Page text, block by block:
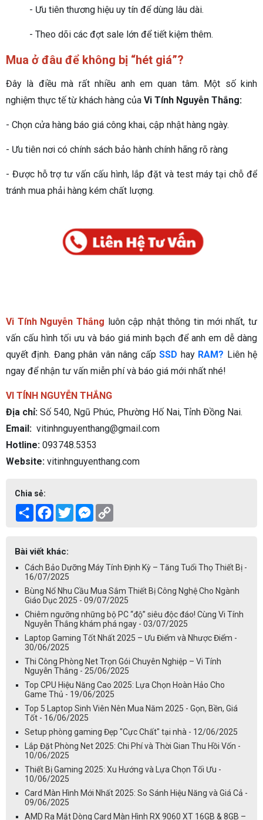
- Ưu tiên thương hiệu uy tín để dùng lâu dài.
- Theo dõi các đợt sale lớn để tiết kiệm thêm.
Mua ở đâu để không bị “hét giá”?
Đây là điều mà rất nhiều anh em quan tâm. Một số kinh
nghiệm thực tế từ khách hàng của Vi Tính Nguyễn Thắng:
- Chọn cửa hàng báo giá công khai, cập nhật hàng ngày.
- Ưu tiên nơi có chính sách bảo hành chính hãng rõ ràng
- Được hỗ trợ tư vấn cấu hình, lắp đặt và test máy tại chỗ để
tránh mua phải hàng kém chất lượng.
Vi Tính Nguyễn Thắng luôn cập nhật thông tin mới nhất, tư
vấn cấu hình tối ưu và báo giá minh bạch để anh em dễ dàng
quyết định. Đang phân vân nâng cấpSSD hay RAM? Liên hệ
ngay để nhận tư vấn miễn phí và báo giá mới nhất nhé!
VI TÍNH NGUYỄN THẮNG
Địa chỉ: Số 540, Ngũ Phúc, Phường Hố Nai, Tỉnh Đồng Nai.
Email: vitinhnguyenthang@gmail.com
Hotline: 093748.5353
Website: vitinhnguyenthang.com
Chia sẻ:
Share Facebook
TwitterMessenger
Bài viết khác:
Cách Bảo Dưỡng Máy Tính Định Kỳ – Tăng Tuổi Thọ Thiết Bị -
16/07/2025
Bùng Nổ Nhu Cầu Mua Sắm Thiết Bị Công Nghệ Cho Ngành
Giáo Dục 2025 - 09/07/2025
Chiêm ngưỡng những bộ PC “độ” siêu độc đáo! Cùng Vi Tính
Nguyễn Thắng khám phá ngay - 03/07/2025
Laptop Gaming Tốt Nhất 2025 – Ưu Điểm và Nhược Điểm -
30/06/2025
Thi Công Phòng Net Trọn Gói Chuyên Nghiệp – Vi Tính
Nguyễn Thắng - 25/06/2025
Top CPU Hiệu Năng Cao 2025: Lựa Chọn Hoàn Hảo Cho
Game Thủ - 19/06/2025
Top 5 Laptop Sinh Viên Nên Mua Năm 2025 - Gọn, Bền, Giá
Tốt - 16/06/2025
Setup phòng gaming Đẹp "Cực Chất" tại nhà - 12/06/2025
Lắp Đặt Phòng Net 2025: Chi Phí và Thời Gian Thu Hồi Vốn -
10/06/2025
Thiết Bị Gaming 2025: Xu Hướng và Lựa Chọn Tối Ưu -
10/06/2025
Card Màn Hình Mới Nhất 2025: So Sánh Hiệu Năng và Giá Cả -
09/06/2025
AMD Ra Mắt Dòng Card Màn Hình RX 9060 XT 16GB & 8GB –